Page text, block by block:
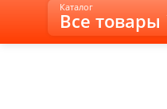
Каталог
Все товары